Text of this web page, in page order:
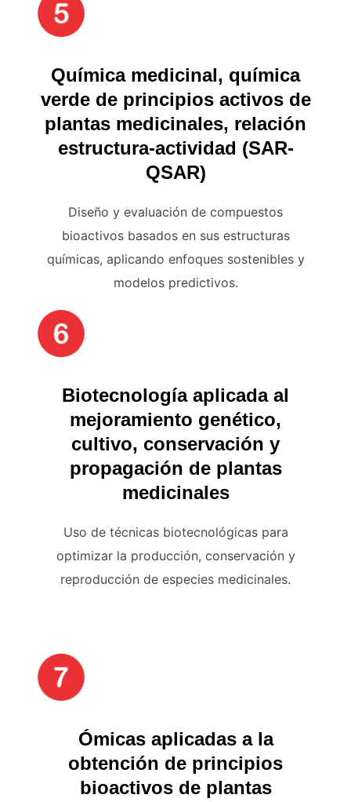
Química medicinal, química
verde de principios activos de
plantas medicinales, relación
estructura-actividad (SAR-
QSAR)
Diseño y evaluación de compuestos
bioactivos basados en sus estructuras
químicas, aplicando enfoques sostenibles y
modelos predictivos.
Biotecnología aplicada al
mejoramiento genético,
cultivo, conservación y
propagación de plantas
medicinales
Uso de técnicas biotecnológicas para
optimizar la producción, conservación y
reproducción de especies medicinales.
Ómicas aplicadas a la
obtención de principios
bioactivos de plantas